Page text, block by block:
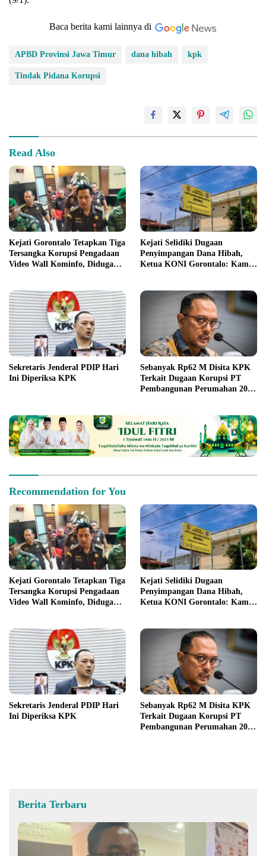
Baca berita kami lainnya di
APBD Provinsi Jawa Timur dana hibah kpk
Tindak Pidana Korupsi
Read Also
Kejati Gorontalo Tetapkan Tiga
Tersangka Korupsi Pengadaan
Video Wall Kominfo, Diduga
Kejati Selidiki Dugaan
Penyimpangan Dana Hibah,
Ketua KONI Gorontalo: Kami
Sekretaris Jenderal PDIP Hari
Ini Diperiksa KPK
Sebanyak Rp62 M Disita KPK
Terkait Dugaan Korupsi PT
Pembangunan Perumahan 2022
Recommendation for You
Kejati Gorontalo Tetapkan Tiga
Tersangka Korupsi Pengadaan
Video Wall Kominfo, Diduga
Kejati Selidiki Dugaan
Penyimpangan Dana Hibah,
Ketua KONI Gorontalo: Kami
Sekretaris Jenderal PDIP Hari
Ini Diperiksa KPK
Sebanyak Rp62 M Disita KPK
Terkait Dugaan Korupsi PT
Pembangunan Perumahan 2022
Berita Terbaru